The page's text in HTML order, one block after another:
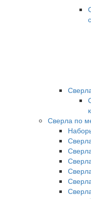
Сверла по